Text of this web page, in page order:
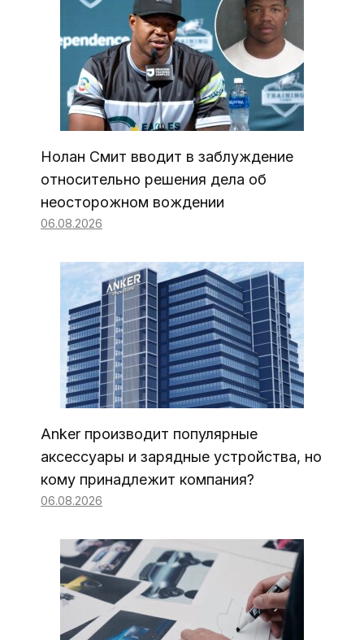
Нолан Смит вводит в заблуждение
относительно решения дела об
неосторожном вождении
06.08.2026
Anker производит популярные
аксессуары и зарядные устройства, но
кому принадлежит компания?
06.08.2026